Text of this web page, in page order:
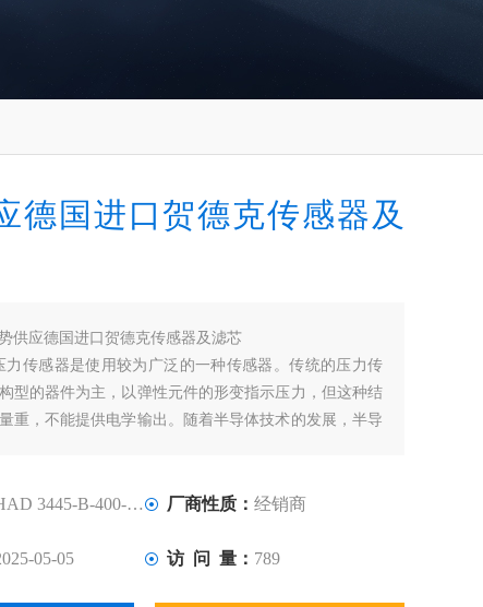
德国进口贺德克传感器及
供应德国进口贺德克传感器及滤芯
力传感器是使用较为广泛的一种传感器。传统的压力传
型的器件为主，以弹性元件的形变指示压力，但这种结
重，不能提供电学输出。随着半导体技术的发展，半导
可靠性高。
3445-B-400-000 厂商性质： 经销商
05-05 访 问 量： 789